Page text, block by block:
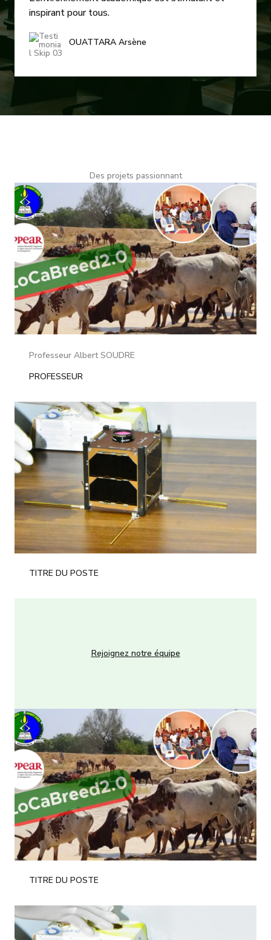
inspirant pour tous.
OUATTARA Arsène
Des projets passionnant
Professeur Albert SOUDRE
PROFESSEUR
TITRE DU POSTE
Rejoignez notre équipe
TITRE DU POSTE